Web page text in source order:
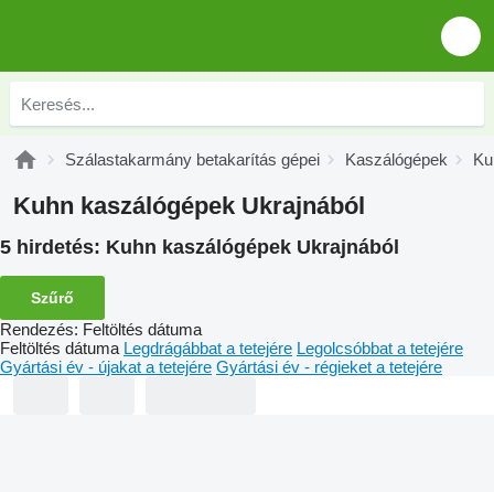
Szálastakarmány betakarítás gépei Kaszálógépek
Kuhn kaszálógépek Ukrajnából
5 hirdetés: Kuhn kaszálógépek Ukrajnából
Szűrő
Rendezés: Feltöltés dátuma
Feltöltés dátuma Legdrágábbat a tetejére Legolcsóbbat a tetejére
Gyártási év - újakat a tetejére Gyártási év - régieket a tetejére